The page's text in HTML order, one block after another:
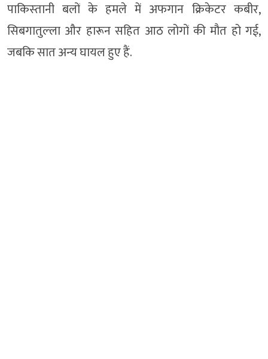
पाकिस्‍तानी बलों के हमले में अफगान क्रिकेटर कबीर,
सिबगातुल्‍ला और हारून सहित आठ लोगों की मौत हो गई,
जबकि सात अन्‍य घायल हुए हैं.